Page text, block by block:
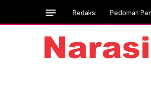
Redaksi Pedoman